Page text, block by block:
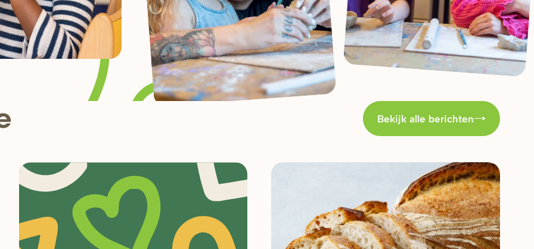
Bekijk alle berichten